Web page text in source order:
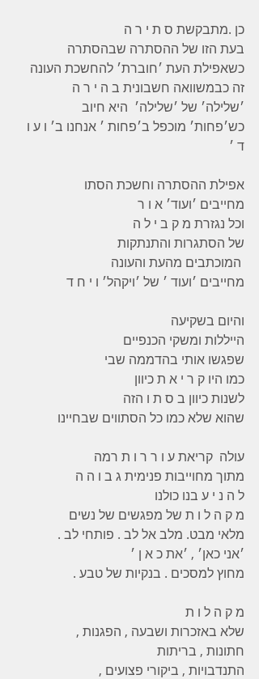
כן .מתבקשת ס ת י ר ה
בעת הזו של ההסתרה שבהסתרה
כשאפילת העת ׳חוברת׳ להחשכת העונה
זה כבמשוואה חשבונית ב ה י ר ה
׳שלילה׳ של ׳שלילה׳  היא חיוב
כש׳פחות׳ מוכפל ב׳פחות ׳ אנחנו ב׳ ו ע ו
ד ׳
אפילת ההסתרה וחשכת הסתו
מחייבים ׳ועוד׳ א ו ר
וכל נגזרת מ ק ב י ל ה
של הסתגרות והתנתקות
מחייבים ׳ועוד ׳ של ׳ויקהל׳ ו י ח ד
והיום בשקיעה
הייללות ומשקי הכנפיים
שפגשו אותי בהדממה שבי
כמו היו ק ר י א ת כיוון
לשנות כיוון ב ס ת ו הזה
שהוא שלא כמו כל הסתווים שבחיינו
עולה  קריאת ע ו ר ר ו ת רמה
מתוך מחוייבות פנימית ג ב ו ה ה
ל ה נ י ע בנו כולנו
מ ק ה ל ו ת של מפגשים של נשים
מלאי מבט. מלב אל לב . פותחי לב .
׳אני כאן׳ , ׳את כ א ן ׳
מחוץ למסכים . בנקיות של טבע .
מ ק ה ל ו ת
שלא באזכרות ושבעה , הפגנות ,
חתונות , בריתות
התנדבויות , ביקורי פצועים ,